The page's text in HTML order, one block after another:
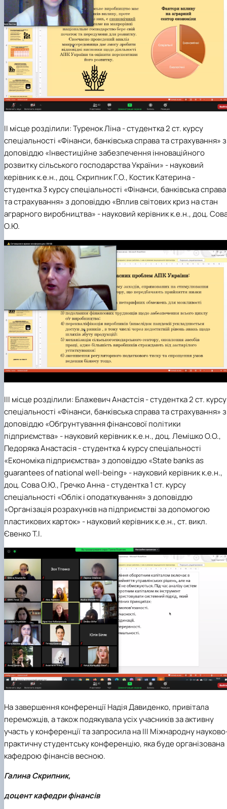
ІІ місцерозділили: Туренок Ліна - студентка 2 ст. курсу
спеціальності «Фінанси, банківська справа та страхування» з
доповіддю «Інвестиційне забезпечення інноваційного
розвитку сільського господарства України» - науковий
керівник к.е.н., доц. Скрипник Г.О., Костик Катерина -
студентка 3 курсу спеціальності «Фінанси, банківська справа
та страхування» з доповіддю «Вплив світових криз на стан
аграрного виробництва» -науковий керівник к.е.н., доц.
О.Ю.
ІІІ місцерозділили: Блажевич Анастсія -студентка 2 ст. курсу
спеціальності «Фінанси, банківська справа та страхування» з
доповіддю «Обґрунтування фінансової політики
підприємства» - науковий керівник к.е.н., доц. Лемішко О.О.,
Педоряка Анастасія -студентка 4 курсу спеціальності
«Економіка підприємства»з доповіддю «State banks as
guarantees of national well-being» -науковий керівник к.е.н.,
доц. Сова О.Ю., Гречко Анна -студентка 1 ст. курсу
спеціальності «Облік і оподаткування» з доповіддю
«Організація розрахунків на підприємстві за допомогою
пластикових карток» -науковий керівник к.е.н., ст. викл.
Євенко Т.І.
На завершення конференціїНадія Давиденко, привітала
переможців, а також подякувала усіх учасників за активну
участь у конференції та запросила на ІІІ Міжнародну
практичну студентську конференцію, яка буде організована
кафедрою фінансів весною.
Галина Скрипник,
доцент кафедри фінансів